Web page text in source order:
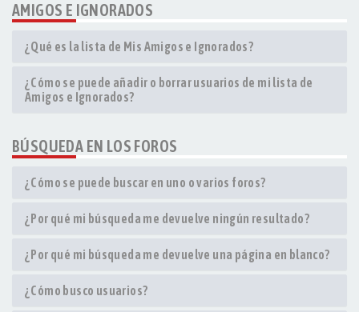
AMIGOS E IGNORADOS
¿Qué es la lista de Mis Amigos e Ignorados?
¿Cómo se puede añadir o borrar usuarios de mi lista de
Amigos e Ignorados?
BÚSQUEDA EN LOS FOROS
¿Cómo se puede buscar en uno o varios foros?
¿Por qué mi búsqueda me devuelve ningún resultado?
¿Por qué mi búsqueda me devuelve una página en blanco?
¿Cómo busco usuarios?